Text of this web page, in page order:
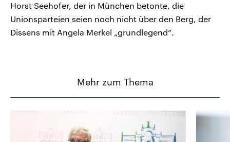
Horst Seehofer, der in München betonte, die
Unionsparteien seien noch nicht über den Berg, der
Dissens mit Angela Merkel „grundlegend“.
Mehr zum Thema